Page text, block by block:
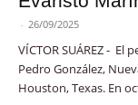
- 26/09/2025
VÍCTOR SUÁREZ -
Pedro González,
Houston, Texas. En